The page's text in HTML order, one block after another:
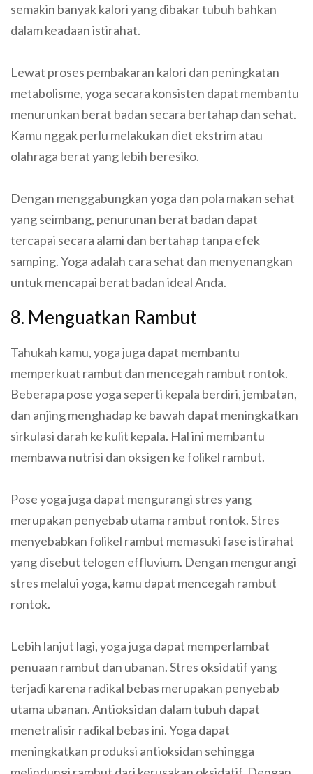
semakin banyak kalori yang dibakar tubuh bahkan
dalam keadaan istirahat.
Lewat proses pembakaran kalori dan peningkatan
metabolisme, yoga secara konsisten dapat membantu
menurunkan berat badan secara bertahap dan sehat.
Kamu nggak perlu melakukan diet ekstrim atau
olahraga berat yang lebih beresiko.
Dengan menggabungkan yoga dan pola makan sehat
yang seimbang, penurunan berat badan dapat
tercapai secara alami dan bertahap tanpa efek
samping. Yoga adalah cara sehat dan menyenangkan
untuk mencapai berat badan ideal Anda.
8. Menguatkan Rambut
Tahukah kamu, yoga juga dapat membantu
memperkuat rambut dan mencegah rambut rontok.
Beberapa pose yoga seperti kepala berdiri, jembatan,
dan anjing menghadap ke bawah dapat meningkatkan
sirkulasi darah ke kulit kepala. Hal ini membantu
membawa nutrisi dan oksigen ke folikel rambut.
Pose yoga juga dapat mengurangi stres yang
merupakan penyebab utama rambut rontok. Stres
menyebabkan folikel rambut memasuki fase istirahat
yang disebut telogen effluvium. Dengan mengurangi
stres melalui yoga, kamu dapat mencegah rambut
rontok.
Lebih lanjut lagi, yoga juga dapat memperlambat
penuaan rambut dan ubanan. Stres oksidatif yang
terjadi karena radikal bebas merupakan penyebab
utama ubanan. Antioksidan dalam tubuh dapat
menetralisir radikal bebas ini. Yoga dapat
meningkatkan produksi antioksidan sehingga